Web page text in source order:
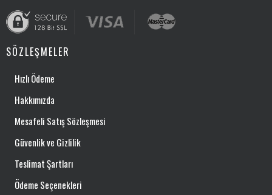
SÖZLEŞMELER
Hızlı Ödeme
Hakkımızda
Mesafeli Satış Sözleşmesi
Güvenlik ve Gizlilik
Teslimat Şartları
Ödeme Seçenekleri